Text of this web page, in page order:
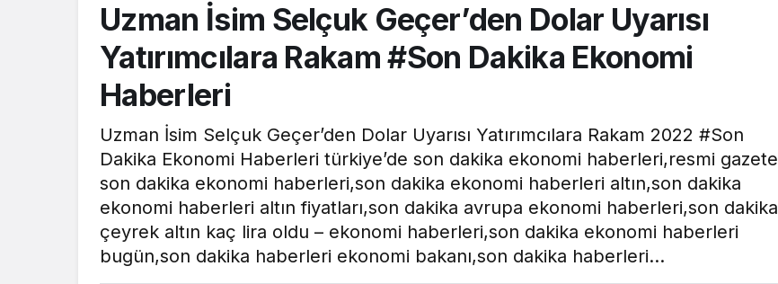
Uzman İsim Selçuk Geçer’den Dolar Uyarısı
Yatırımcılara Rakam #Son Dakika Ekonomi
Haberleri
Uzman İsim Selçuk Geçer’den Dolar Uyarısı Yatırımcılara Rakam 2022 #Son
Dakika Ekonomi Haberleri türkiye’de son dakika ekonomi haberleri,resmi gazete
son dakika ekonomi haberleri,son dakika ekonomi haberleri altın,son dakika
ekonomi haberleri altın fiyatları,son dakika avrupa ekonomi haberleri,son dakika
çeyrek altın kaç lira oldu – ekonomi haberleri,son dakika ekonomi haberleri
bugün,son dakika haberleri ekonomi bakanı,son dakika haberleri…